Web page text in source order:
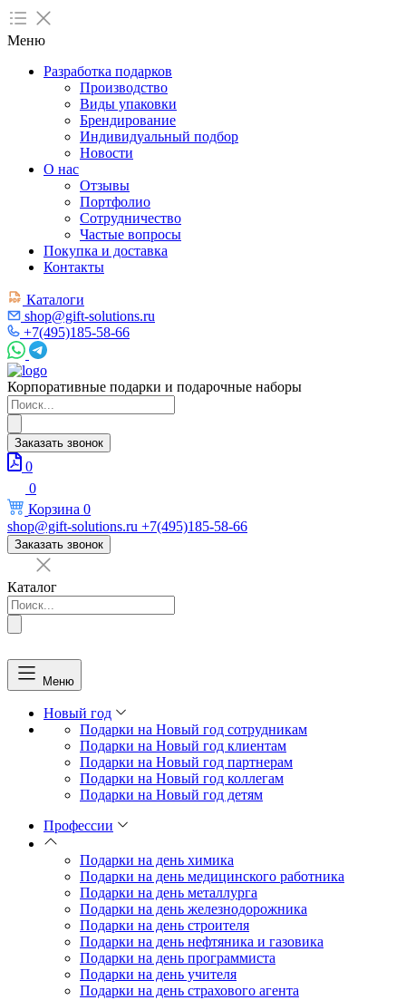
Меню
Разработка подарков
Производство
Виды упаковки
Брендирование
Индивидуальный подбор
Новости
О нас
Отзывы
Портфолио
Сотрудничество
Частые вопросы
Покупка и доставка
Контакты
Каталоги
shop@gift-solutions.ru
+7(495)185-58-66
Корпоративные подарки и подарочные наборы
Поиск
товаров
Заказать звонок
0
0
Корзина 0
shop@gift-solutions.ru +7(495)185-58-66
Заказать звонок
Каталог
Поиск
товаров
Меню
Новый год
Подарки на Новый год сотрудникам
Подарки на Новый год клиентам
Подарки на Новый год партнерам
Подарки на Новый год коллегам
Подарки на Новый год детям
Профессии
Подарки на день химика
Подарки на день медицинского работника
Подарки на день металлурга
Подарки на день железнодорожника
Подарки на день строителя
Подарки на день нефтяника и газовика
Подарки на день программиста
Подарки на день учителя
Подарки на день страхового агента